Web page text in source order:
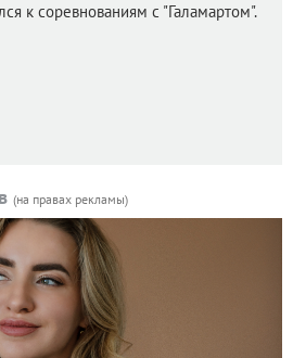
к соревнованиям с "Галамартом".
(на правах рекламы)